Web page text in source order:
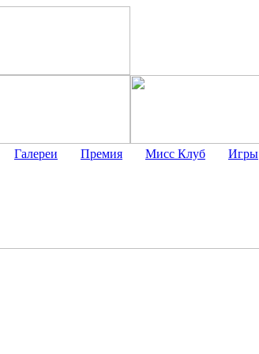
Галереи Премия Мисс Клуб Игры